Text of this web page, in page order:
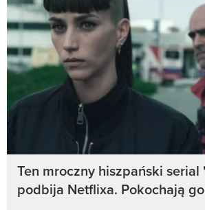
Ten mroczny hiszpański
podbija Netflixa. Pokochają